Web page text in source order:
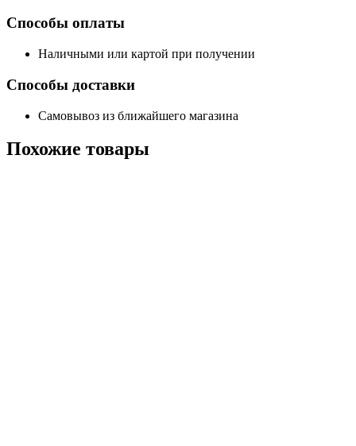
Способы оплаты
Наличными или картой при получении
Способы доставки
Самовывоз из ближайшего магазина
Похожие товары